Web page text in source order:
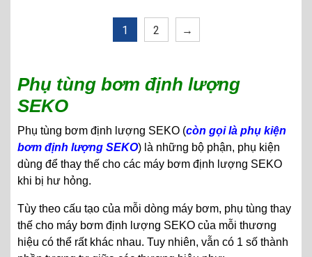
1 2 →
Phụ tùng bơm định lượng
SEKO
Phụ tùng bơm định lượng SEKO (còn gọi là phụ kiện
bơm định lượng SEKO) là những bộ phận, phụ kiện
dùng để thay thế cho các máy bơm định lượng SEKO
khi bị hư hỏng.
Tùy theo cấu tạo của mỗi dòng máy bơm, phụ tùng thay
thế cho máy bơm định lượng SEKO của mỗi thương
hiệu có thể rất khác nhau. Tuy nhiên, vẫn có 1 số thành